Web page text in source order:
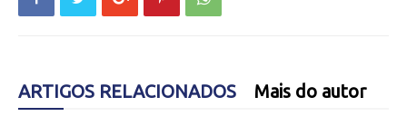
ARTIGOS RELACIONADOS Mais do autor